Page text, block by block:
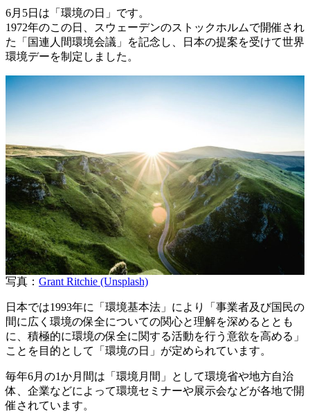
6月5日は「環境の日」です。
1972年のこの日、スウェーデンのストックホルムで開催され
た「国連人間環境会議」を記念し、日本の提案を受けて世界
環境デーを制定しました。
写真： Grant Ritchie (Unsplash)
日本では1993年に「環境基本法」により「事業者及び国民の
間に広く環境の保全についての関心と理解を深めるととも
に、積極的に環境の保全に関する活動を行う意欲を高める」
ことを目的として「環境の日」が定められています。
毎年6月の1か月間は「環境月間」として環境省や地方自治
体、企業などによって環境セミナーや展示会などが各地で開
催されています。